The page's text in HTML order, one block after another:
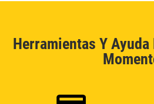
Herramientas Y Ayuda